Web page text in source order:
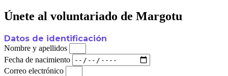
Únete al voluntariado de Margotu
Datos de identificación
Nombre y apellidos
Fecha de nacimiento
Correo electrónico